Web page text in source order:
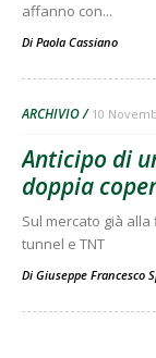
affanno con...
Di Paola Cassiano
ARCHIVIO 10
Anticipo di
doppia
Sul mercato già
tunnel e TNT
Di Giuseppe Francesco